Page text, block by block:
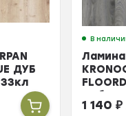
ДУБ
В
Дуб
33кл
1 140 ₽